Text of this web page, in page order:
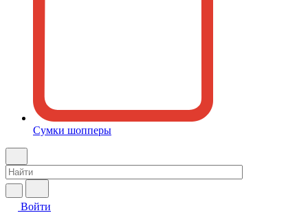
Сумки шопперы
Войти